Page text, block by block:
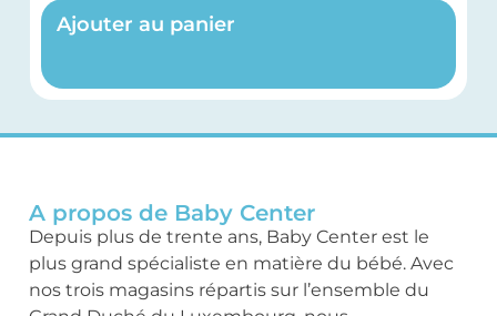
Ajouter au panier
A propos de Baby Center
Depuis plus de trente ans, Baby Center est le
plus grand spécialiste en matière du bébé. Avec
nos trois magasins répartis sur l’ensemble du